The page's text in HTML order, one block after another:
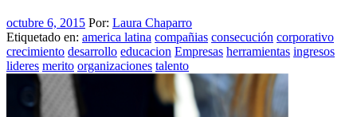
octubre 6, 2015 Por: Laura Chaparro
Etiquetado en: america latina compañias consecución corporativo
crecimiento desarrollo educacion Empresas herramientas ingresos
lideres merito organizaciones talento